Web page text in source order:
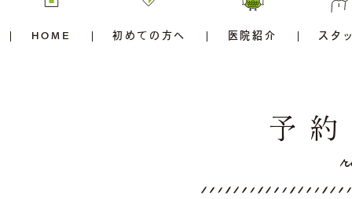
HOME 初めての方へ 医院紹介 スタ
予